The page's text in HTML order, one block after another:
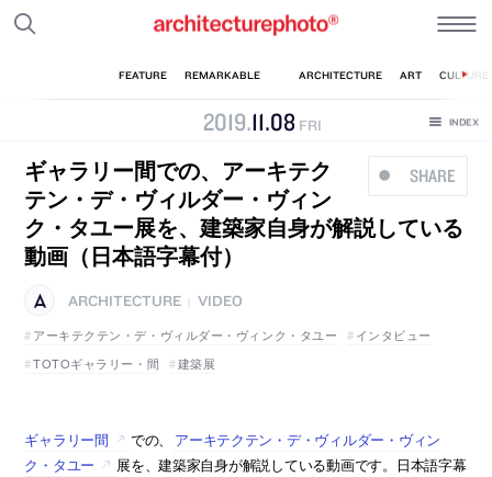
2019.11.08 FRI
SHARE
ギャラリー間での、アーキテク
テン・デ・ヴィルダー・ヴィン
ク・タユー展を、建築家自身が解説している
動画（日本語字幕付）
ARCHITECTURE
VIDEO
アーキテクテン・デ・ヴィルダー・ヴィンク・タユー
インタビュー
TOTOギャラリー・間
建築展
ギャラリー間 での、
アーキテクテン・デ・ヴィルダー・ヴィン
ク・タユー
展を、建築家自身が解説している動画です。日本語字幕